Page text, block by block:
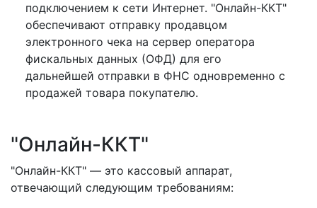
подключением к сети Интернет. "Онлайн-ККТ"
обеспечивают отправку продавцом
электронного чека на сервер оператора
фискальных данных (ОФД) для его
дальнейшей отправки в ФНС одновременно с
продажей товара покупателю.
"Онлайн-ККТ"
"Онлайн-ККТ" — это кассовый аппарат,
отвечающий следующим требованиям: